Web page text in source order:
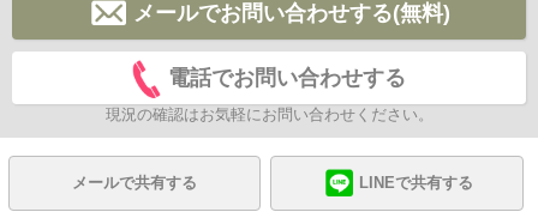
メールでお問い合わせする(無料)
電話でお問い合わせする
現況の確認はお気軽にお問い合わせください。
メールで共有する LINEで共有する